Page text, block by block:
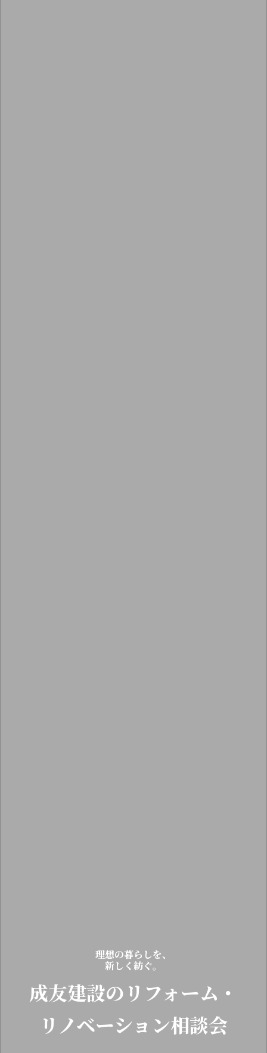
理想の暮らしを、
新しく紡ぐ。
成友建設のリフォーム・
リノベーション相談会